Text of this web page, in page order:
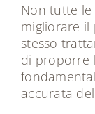
Non tutte le
migliorare il
stesso
di proporre
accurata